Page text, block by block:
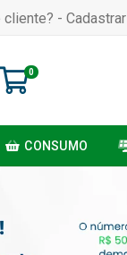
cliente? - Cadastrar
0
CONSUMO